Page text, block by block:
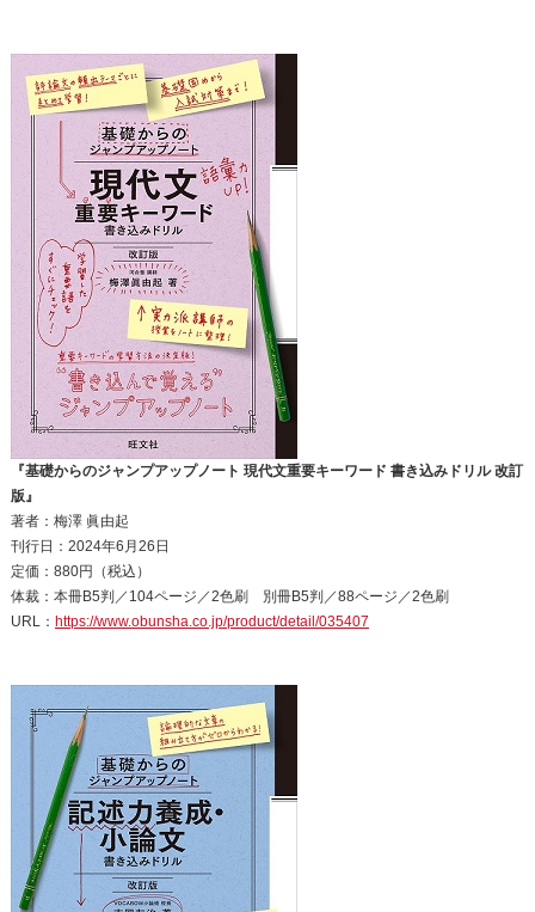
『基礎からのジャンプアップノート 現代文重要キーワード 書き込みドリル 改訂
版』
著者：梅澤 眞由起
刊行日：2024年6月26日
定価：880円（税込）
体裁：本冊B5判／104ページ／2色刷 別冊B5判／88ページ／2色刷
URL： https://www.obunsha.co.jp/product/detail/035407